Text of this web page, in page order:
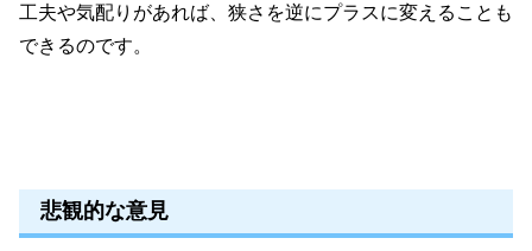
工夫や気配りがあれば、狭さを逆にプラスに変えることも
できるのです。
悲観的な意見